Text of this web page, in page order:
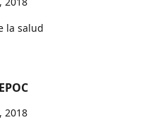
la salud
2018